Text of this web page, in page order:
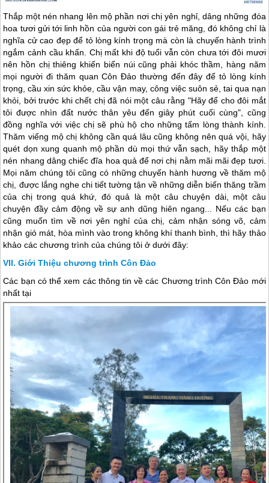
Thắp một nén nhang lên mộ phần nơi chị yên nghỉ, dâng những đóa
hoa tươi gửi tới linh hồn của người con gái trẻ măng, đó không chỉ là
nghĩa cử cao đẹp để tỏ lòng kính trọng mà còn là chuyến hành trình
ngắm cảnh cầu khấn. Chị mất khi độ tuổi vẫn còn chưa tới đôi mươi
nên hồn chị thiêng khiến biển núi cũng phải khóc thầm, hàng năm
mọi người đi thăm quanCôn Đảo thường đến đây để tỏ lòng kính
trọng, cầu xin sức khỏe, cầu vận may, công việc suôn sẻ, tai qua nạn
khỏi, bởi trước khi chết chị đã nói một câu rằng "Hãy để cho đôi mắt
tôi được nhìn đất nước thân yêu đến giây phút cuối cùng", cũng
đồng nghĩa với việc chị sẽ phù hộ cho những tấm lòng thành kính.
Thăm viếng mộ chị không cần quá lâu cũng không nên quá vội, hãy
quét dọn xung quanh mộ phần dù mọi thứ vẫn sạch, hãy thắp một
nén nhang dâng chiếc đĩa hoa quả để nơi chị nằm mãi mãi đẹp tươi.
Mọi năm chúng tôi cũng có những chuyến hành hương về thăm mộ
chị, được lắng nghe chi tiết tường tận về những diễn biến thăng trầm
của chị trong quá khứ, đó quả là một câu chuyện dài, một câu
chuyện đầy cảm động về sự anh dũng hiên ngang... Nếu các bạn
cũng muốn tìm về nơi yên nghỉ của chị, cảm nhận sóng võ, cảm
nhận gió mát, hòa mình vào trong không khí thanh bình, thì hãy thảo
khảo các chương trình của chúng tôi ở dưới đây:
Giới Thiệu chương trình Côn Đảo
Các bạn có thể xem các thông tin về các Chương trìnhCôn Đảo mới
nhất tại